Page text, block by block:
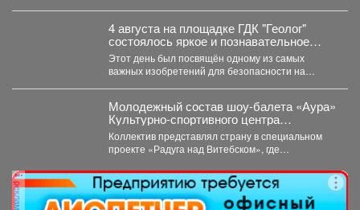
4 августа на площадке ГДК "Геолог"
состоялось яркое и познавательное
мероприятие - "День Светофора".
Этот день был посвящён одному из самых
важных изобретений для безопасности на
Молодежный состав шоу-балета «Аура»
Культурно-спортивного центра
металлургов победил в международном
конкурсе «Славянский базар» в
Витебске.
Коллектив представлял страну в специальном
проекте «Радуга над Витебском», где
России,...
реклама